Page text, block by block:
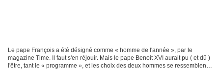
Le pape François a été désigné comme « homme de l'année », par le
magazine Time. Il faut s'en réjouir. Mais le pape Benoit XVI aurait pu ( et dû )
l'être, tant le « programme », et les choix des deux hommes se ressemblent.